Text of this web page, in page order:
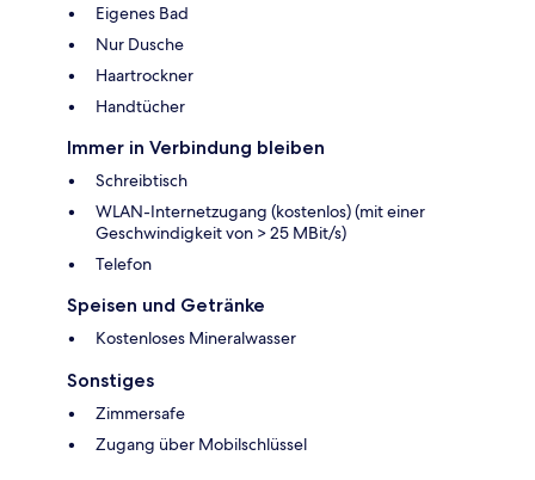
Eigenes Bad
Nur Dusche
Haartrockner
Handtücher
Immer in Verbindung bleiben
Schreibtisch
WLAN-Internetzugang (kostenlos) (mit einer
Geschwindigkeit von > 25 MBit/s)
Telefon
Speisen und Getränke
Kostenloses Mineralwasser
Sonstiges
Zimmersafe
Zugang über Mobilschlüssel